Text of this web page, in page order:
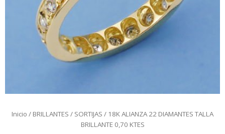
Inicio / BRILLANTES / SORTIJAS / 18K ALIANZA 22 DIAMANTES TALLA
BRILLANTE 0,70 KTES